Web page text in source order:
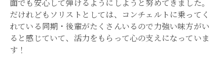
面でも安心して弾けるようにしようと努めてきました。
だけれどもソリストとしては、コンチェルトに乗ってく
れている同期・後輩がたくさんいるので力強い味方がい
ると感じていて、活力をもらって心の支えになっていま
す！